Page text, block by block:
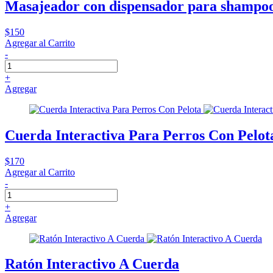
Masajeador con dispensador para
$150
Agregar al Carrito
-
+
Agregar
Cuerda Interactiva Para Perros Con
$170
Agregar al Carrito
-
+
Agregar
Ratón Interactivo A Cuerda